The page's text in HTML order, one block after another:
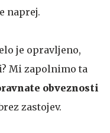
naprej.
je opravljeno,
Mi zapolnimo ta
obveznosti
zastojev.